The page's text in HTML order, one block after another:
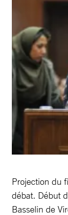
Projection du
débat. Début
Basselin de